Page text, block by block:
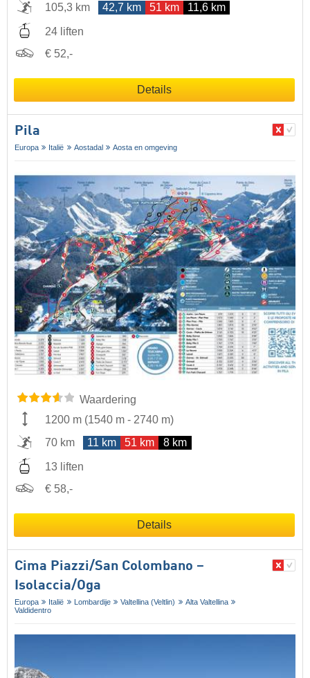
105,3 km
42,7 km 51 km 11,6 km
24 liften
€ 52,-
Details
Pila
Europa Italië Aostadal Aosta en omgeving
Waardering
1200 m (1540 m - 2740 m)
70 km
11 km 51 km 8 km
13 liften
€ 58,-
Details
Cima Piazzi/​San Colombano –
Isolaccia/​Oga
Europa Italië Lombardije Valtellina (Veltlin)
Alta Valtellina
Valdidentro